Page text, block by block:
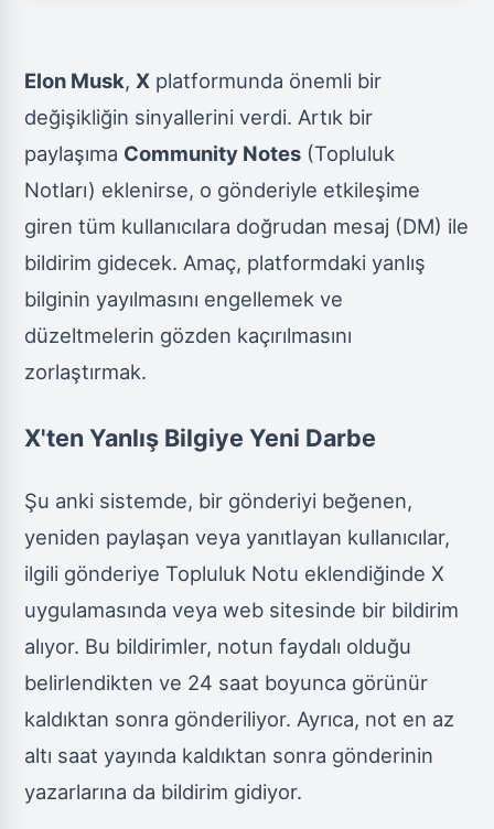
Elon Musk, X platformunda önemli bir
değişikliğin sinyallerini verdi. Artık bir
paylaşıma Community Notes (Topluluk
Notları) eklenirse, o gönderiyle etkileşime
giren tüm kullanıcılara doğrudan mesaj (DM) ile
bildirim gidecek. Amaç, platformdaki yanlış
bilginin yayılmasını engellemek ve
düzeltmelerin gözden kaçırılmasını
zorlaştırmak.
X'ten Yanlış Bilgiye Yeni Darbe
Şu anki sistemde, bir gönderiyi beğenen,
yeniden paylaşan veya yanıtlayan kullanıcılar,
ilgili gönderiye Topluluk Notu eklendiğinde X
uygulamasında veya web sitesinde bir bildirim
alıyor. Bu bildirimler, notun faydalı olduğu
belirlendikten ve 24 saat boyunca görünür
kaldıktan sonra gönderiliyor. Ayrıca, not en az
altı saat yayında kaldıktan sonra gönderinin
yazarlarına da bildirim gidiyor.